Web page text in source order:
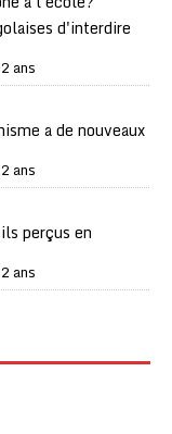
d'interdire
ans
a de nouveaux
ans
perçus en
ans